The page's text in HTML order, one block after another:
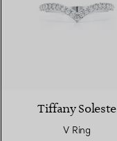
Tiffany Soleste
V Ring